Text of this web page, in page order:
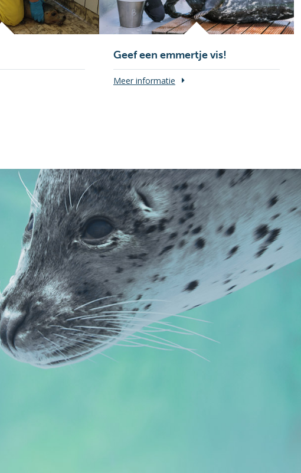
Geef een emmertje vis!
Meer informatie